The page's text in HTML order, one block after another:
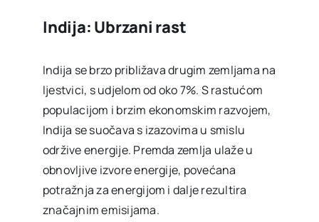
Indija: Ubrzani rast
Indija se brzo približava drugim zemljama na
ljestvici, s udjelom od oko 7%. S rastućom
populacijom i brzim ekonomskim razvojem,
Indija se suočava s izazovima u smislu
održive energije. Premda zemlja ulaže u
obnovljive izvore energije, povećana
potražnja za energijom i dalje rezultira
značajnim emisijama.